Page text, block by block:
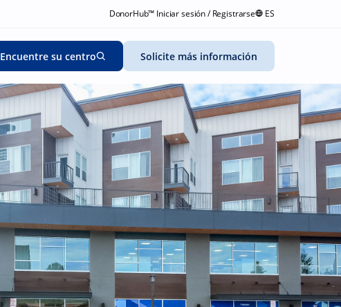
DonorHub™ Iniciar sesión / Registrarse ES
Encuentre su centro Solicite más información